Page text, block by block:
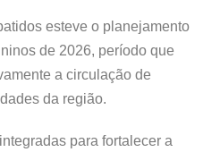
esteve o planejamento
de 2026, período que
a circulação de
da região.
para fortalecer a